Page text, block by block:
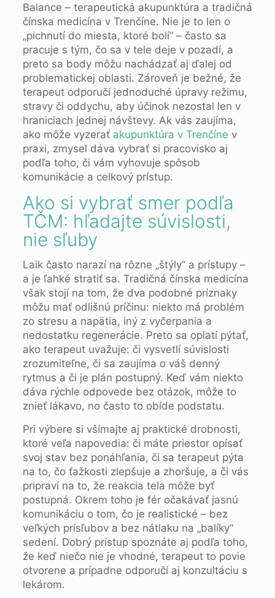
Balance – terapeutická akupunktúra a tradičná
čínska medicína v Trenčíne. Nie je to len o
„pichnutí do miesta, ktoré bolí“ – často sa
pracuje s tým, čo sa v tele deje v pozadí, a
preto sa body môžu nachádzať aj ďalej od
problematickej oblasti. Zároveň je bežné, že
terapeut odporučí jednoduché úpravy režimu,
stravy či oddychu, aby účinok nezostal len v
hraniciach jednej návštevy. Ak vás zaujíma,
ako môže vyzerať akupunktúra v Trenčíne v
praxi, zmysel dáva vybrať si pracovisko aj
podľa toho, či vám vyhovuje spôsob
komunikácie a celkový prístup.
Ako si vybrať smer podľa
TČM: hľadajte súvislosti,
nie sľuby
Laik často narazí na rôzne „štýly“ a prístupy –
a je ľahké stratiť sa. Tradičná čínska medicína
však stojí na tom, že dva podobné príznaky
môžu mať odlišnú príčinu: niekto má problém
zo stresu a napätia, iný z vyčerpania a
nedostatku regenerácie. Preto sa oplatí pýtať,
ako terapeut uvažuje: či vysvetlí súvislosti
zrozumiteľne, či sa zaujíma o váš denný
rytmus a či je plán postupný. Keď vám niekto
dáva rýchle odpovede bez otázok, môže to
znieť lákavo, no často to obíde podstatu.
Pri výbere si všímajte aj praktické drobnosti,
ktoré veľa napovedia: či máte priestor opísať
svoj stav bez ponáhľania, či sa terapeut pýta
na to, čo ťažkosti zlepšuje a zhoršuje, a či vás
pripraví na to, že reakcia tela môže byť
postupná. Okrem toho je fér očakávať jasnú
komunikáciu o tom, čo je realistické – bez
veľkých prísľubov a bez nátlaku na „balíky“
sedení. Dobrý prístup spoznáte aj podľa toho,
že keď niečo nie je vhodné, terapeut to povie
otvorene a prípadne odporučí aj konzultáciu s
lekárom.